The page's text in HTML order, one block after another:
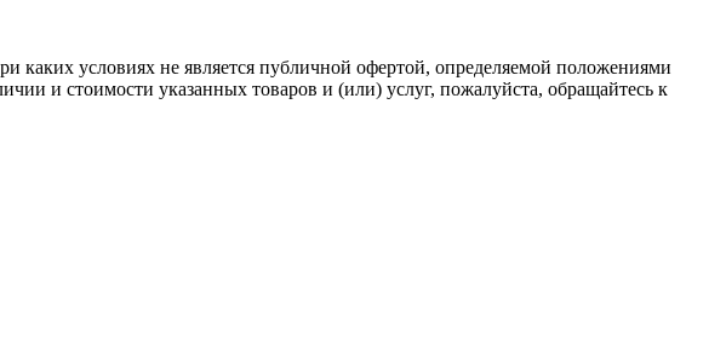
условиях не является публичной офертой, определяемой положениями
и стоимости указанных товаров и (или) услуг, пожалуйста, обращайтесь к